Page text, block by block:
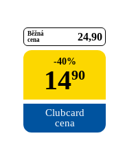
Běžná
cena
24 90
-40%
1490
Clubcard
cena